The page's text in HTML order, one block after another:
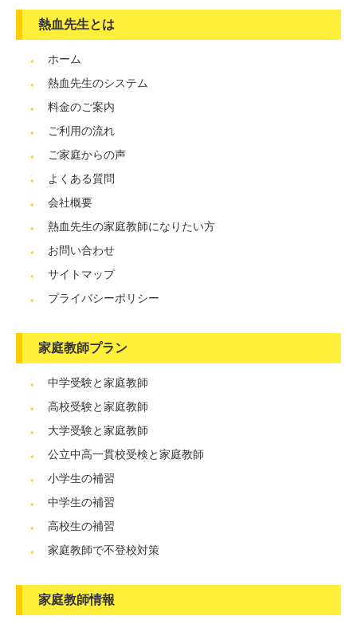
熱血先生とは
ホーム
熱血先生のシステム
料金のご案内
ご利用の流れ
ご家庭からの声
よくある質問
会社概要
熱血先生の家庭教師になりたい方
お問い合わせ
サイトマップ
プライバシーポリシー
家庭教師プラン
中学受験と家庭教師
高校受験と家庭教師
大学受験と家庭教師
公立中高一貫校受検と家庭教師
小学生の補習
中学生の補習
高校生の補習
家庭教師で不登校対策
家庭教師情報